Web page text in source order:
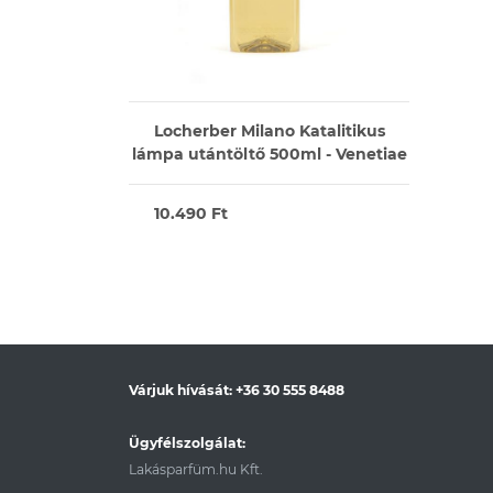
Locherber Milano Katalitikus
lámpa utántöltő 500ml - Venetiae
10.490 Ft
Várjuk hívását: +36 30 555 8488
Ügyfélszolgálat:
Lakásparfüm.hu Kft.